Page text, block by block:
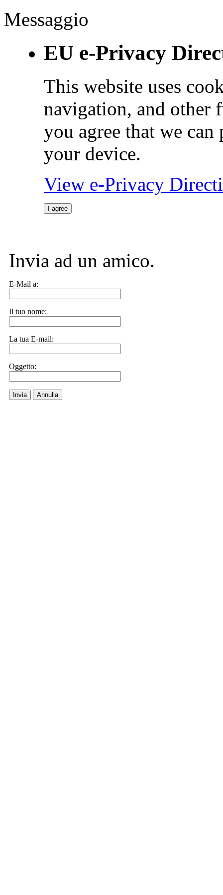
Messaggio
EU e-Privacy
This website uses
navigation, and other
you agree that we can
your device.
View e-Privacy
I agree
Invia ad un amico.
E-Mail a:
Il tuo nome:
La tua E-mail:
Oggetto:
Invia Annulla